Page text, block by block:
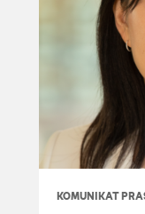
KOMUNIKAT